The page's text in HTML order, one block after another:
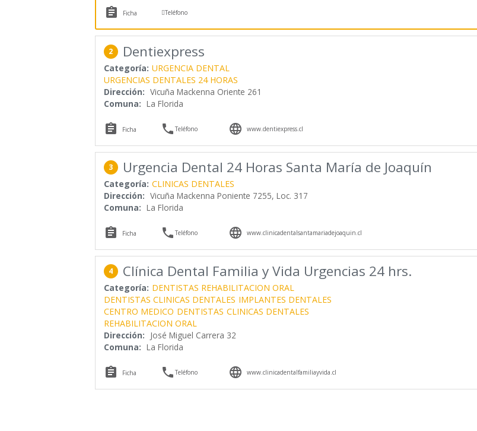
 Ficha Teléfono
2 Dentiexpress
Categoría: URGENCIA DENTAL
URGENCIAS DENTALES 24 HORAS
Dirección: Vicuña Mackenna Oriente 261
Comuna: La Florida
 Ficha Teléfono  www.dentiexpress.cl
3 Urgencia Dental 24 Horas Santa María de Joaquín
Categoría: CLINICAS DENTALES
Dirección: Vicuña Mackenna Poniente 7255, Loc. 317
Comuna: La Florida
 Ficha Teléfono  www.clinicadentalsantamariadejoaquin.cl
4 Clínica Dental Familia y Vida Urgencias 24 hrs.
Categoría: DENTISTAS REHABILITACION ORAL
DENTISTAS CLINICAS DENTALES IMPLANTES DENTALES
CENTRO MEDICO DENTISTAS CLINICAS DENTALES
REHABILITACION ORAL
Dirección: José Miguel Carrera 32
Comuna: La Florida
 Ficha Teléfono  www.clinicadentalfamiliayvida.cl